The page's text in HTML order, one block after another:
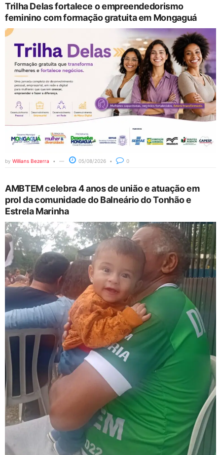
Trilha Delas fortalece o empreendedorismo
feminino com formação gratuita em Mongaguá
by Willians Bezerra 05/08/2026 0
AMBTEM celebra 4 anos de união e atuação em
prol da comunidade do Balneário do Tonhão e
Estrela Marinha